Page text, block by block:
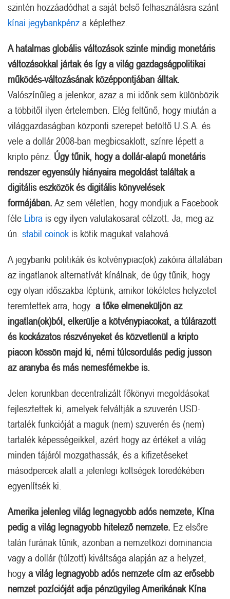
szintén hozzáadódhat a saját belső felhasználásra szánt
kínai jegybankpénz a képlethez.
A hatalmas globális változások szinte mindig monetáris
változásokkal jártak és így a világ gazdagságpolitikai
működés-változásának középpontjában álltak.
Valószínűleg a jelenkor, azaz a mi időnk sem különbözik
a többitől ilyen értelemben. Elég feltűnő, hogy miután a
világgazdaságban központi szerepet betöltő U.S.A. és
vele a dollár 2008-ban megbicsaklott, színre lépett a
kripto pénz. Úgy tűnik, hogy a dollár-alapú monetáris
rendszer egyensúly hiányaira megoldást találtak a
digitális eszközök és digitális könyvelések
formájában. Az sem véletlen, hogy mondjuk a Facebook
féle Libra is egy ilyen valutakosarat célzott. Ja, meg az
ún. stabil coinok is kötik magukat valahová.
A jegybanki politikák és kötvénypiac(ok) zakóira általában
az ingatlanok alternatívát kínálnak, de úgy tűnik, hogy
egy olyan időszakba léptünk, amikor tökéletes helyzetet
teremtettek arra, hogy a tőke elmeneküljön az
ingatlan(ok)ból, elkerülje a kötvénypiacokat, a túlárazott
és kockázatos részvényeket és közvetlenül a kripto
piacon kössön majd ki, némi túlcsordulás pedig jusson
az aranyba és más nemesfémekbe is.
Jelen korunkban decentralizált főkönyvi megoldásokat
fejlesztettek ki, amelyek felváltják a szuverén USD-
tartalék funkcióját a maguk (nem) szuverén és (nem)
tartalék képességeikkel, azért hogy az értéket a világ
minden tájáról mozgathassák, és a kifizetéseket
másodpercek alatt a jelenlegi költségek töredékében
egyenlítsék ki.
Amerika jelenleg világ legnagyobb adós nemzete, Kína
pedig a világ legnagyobb hitelező nemzete. Ez elsőre
talán furának tűnik, azonban a nemzetközi dominancia
vagy a dollár (túlzott) kiváltsága alapján az a helyzet,
hogy a világ legnagyobb adós nemzete cím az erősebb
nemzet pozícióját adja pénzügyileg Amerikának Kína